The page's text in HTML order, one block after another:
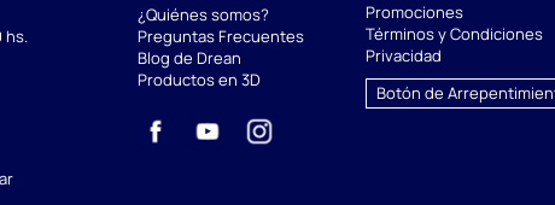
hs.
¿Quiénes somos?
Preguntas Frecuentes
Blog de Drean
Productos en 3D
Promociones
Términos y Condiciones
Privacidad
Botón de